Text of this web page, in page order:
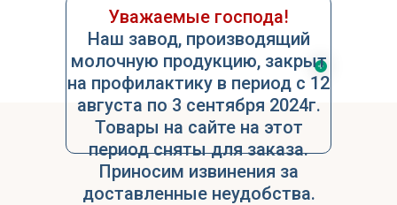
Уважаемые господа!
Наш завод, производящий
молочную продукцию, закрыт
на профилактику в период с 12
августа по 3 сентября 2024г.
Товары на сайте на этот
период сняты для заказа.
Приносим извинения за
доставленные неудобства.